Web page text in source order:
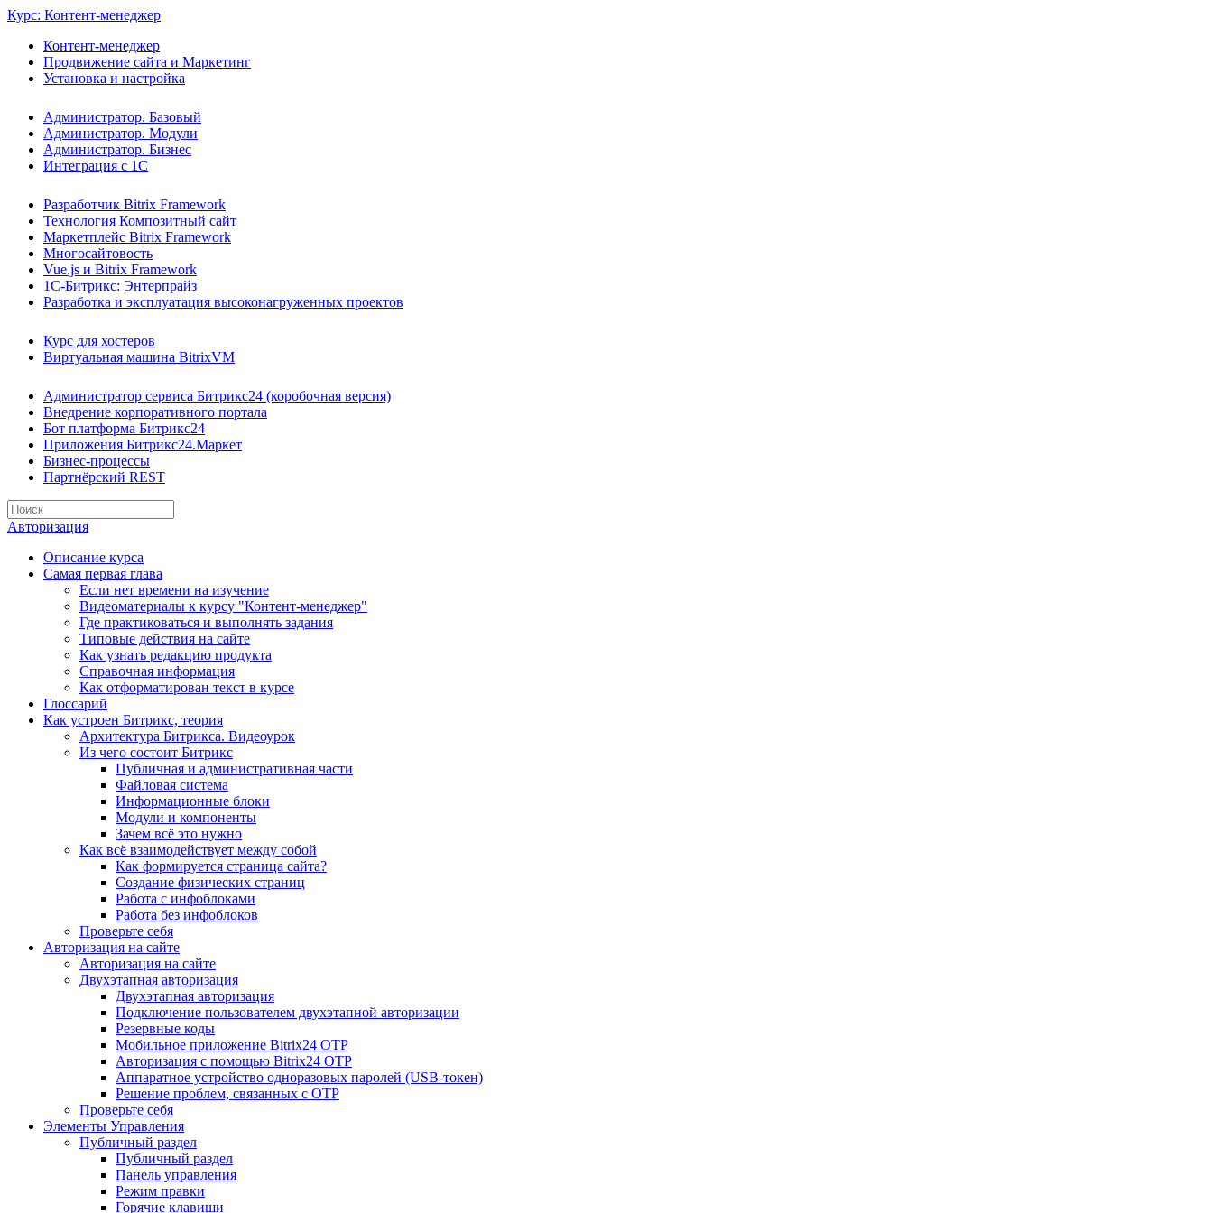
Курс: Контент-менеджер
Контент-менеджер
Продвижение сайта и Маркетинг
Установка и настройка
Администратор. Базовый
Администратор. Модули
Администратор. Бизнес
Интеграция с 1С
Разработчик Bitrix Framework
Технология Композитный сайт
Маркетплейс Bitrix Framework
Многосайтовость
Vue.js и Bitrix Framework
1С-Битрикс: Энтерпрайз
Разработка и эксплуатация высоконагруженных проектов
Курс для хостеров
Виртуальная машина BitrixVM
Администратор сервиса Битрикс24 (коробочная версия)
Внедрение корпоративного портала
Бот платформа Битрикс24
Приложения Битрикс24.Маркет
Бизнес-процессы
Партнёрский REST
Авторизация
Описание курса
Самая первая глава
Если нет времени на изучение
Видеоматериалы к курсу "Контент-менеджер"
Где практиковаться и выполнять задания
Типовые действия на сайте
Как узнать редакцию продукта
Справочная информация
Как отформатирован текст в курсе
Глоссарий
Как устроен Битрикс, теория
Архитектура Битрикса. Видеоурок
Из чего состоит Битрикс
Публичная и административная части
Файловая система
Информационные блоки
Модули и компоненты
Зачем всё это нужно
Как всё взаимодействует между собой
Как формируется страница сайта?
Создание физических страниц
Работа с инфоблоками
Работа без инфоблоков
Проверьте себя
Авторизация на сайте
Авторизация на сайте
Двухэтапная авторизация
Двухэтапная авторизация
Подключение пользователем двухэтапной авторизации
Резервные коды
Мобильное приложение Bitrix24 OTP
Авторизация с помощью Bitrix24 OTP
Аппаратное устройство одноразовых паролей (USB-токен)
Решение проблем, связанных с OTP
Проверьте себя
Элементы Управления
Публичный раздел
Публичный раздел
Панель управления
Режим правки
Горячие клавиши